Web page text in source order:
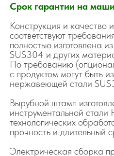
Срок гарантии на
Конструкция и качество
соответствуют
полностью изготовлена
SUS304 и других
По требованию
с продуктом могут быть
нержавеющей стали
Вырубной штамп
инструментальной
технологических
прочность и длительный
Электрическая сборка